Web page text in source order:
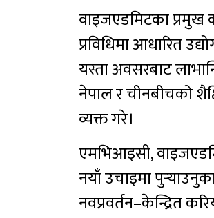
वाइजएडमिटका प्रमुख
प्रविधिमा आधारित
यस्ता अवसरबाट
नेपाल र चीनबीचको
व्यक्त गरे।
एमभिआइसी,
नयाँ उचाइमा पुर्‍याउनुका
नवप्रवर्तन–केन्द्रित